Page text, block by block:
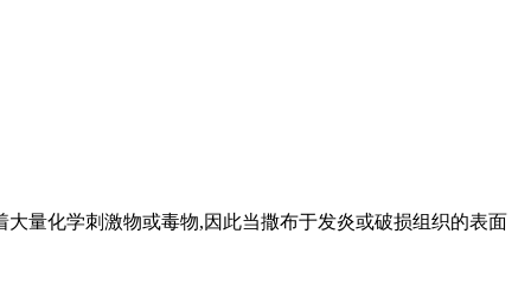
量化学刺激物或毒物,因此当撒布于发炎或破损组织的表面